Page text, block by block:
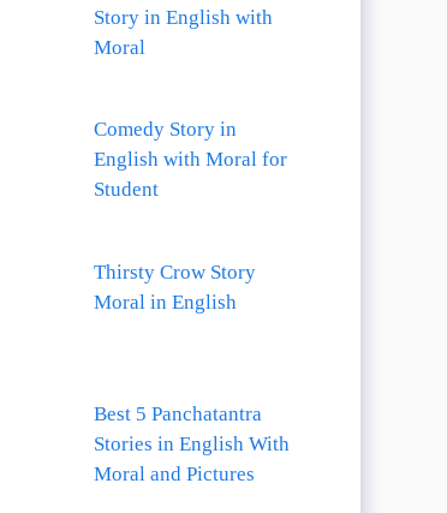
Story in English with
Moral
Comedy Story in
English with Moral for
Student
Thirsty Crow Story
Moral in English
Best 5 Panchatantra
Stories in English With
Moral and Pictures